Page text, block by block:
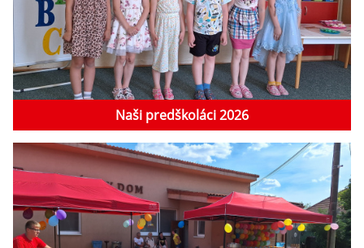
Naši predškoláci 2026